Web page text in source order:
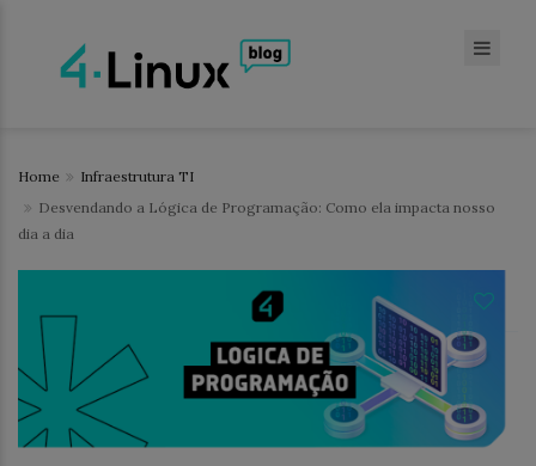
Home
Infraestrutura TI
Desvendando a Lógica de Programação: Como ela impacta nosso
dia a dia